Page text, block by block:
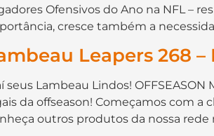
Ofensivos do Ano na NFL –
cresce também a
Leapers 268 –
seus Lambeau Lindos!
da offseason! Começamos com
outros produtos da nossa rede